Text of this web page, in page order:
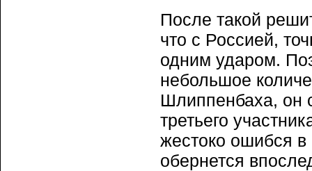
После такой
что с Россией,
одним ударом.
небольшое
Шлиппенбаха, он
третьего
жестоко ошибся
обернется